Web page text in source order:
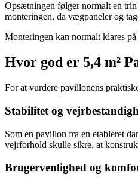
Opsætningen følger normalt en
monteringen, da vægpaneler og
Monteringen kan normalt klares
Hvor god er 5,4 m²
For at vurdere pavillonens
Stabilitet og
Som en pavillon fra en etableret
vejrforhold skulle sikre, at
Brugervenlighed og